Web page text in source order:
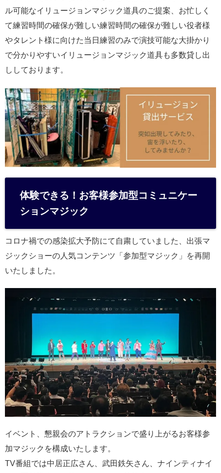
ル可能なイリュージョンマジック道具のご提案、お忙しく
て練習時間の確保が難しい練習時間の確保が難しい役者様
やタレント様に向けた当日練習のみで演技可能な大掛かり
で分かりやすいイリュージョンマジック道具も多数貸し出
ししております。
体験できる！お客様参加型コミュニケー
ションマジック
コロナ禍での感染拡大予防にて自粛していました、出張マ
ジックショーの人気コンテンツ「参加型マジック」を再開
いたしました。
イベント、懇親会のアトラクションで盛り上がるお客様参
加マジックを構成いたします。
TV番組では中居正広さん、武田鉄矢さん、ナインティナイ